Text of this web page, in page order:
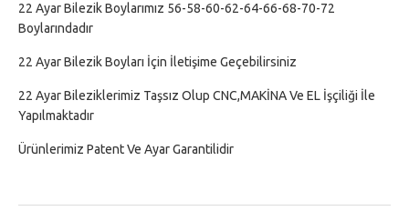
22 Ayar Bilezik Boylarımız 56-58-60-62-64-66-68-70-72
Boylarındadır
22 Ayar Bilezik Boyları İçin İletişime Geçebilirsiniz
22 Ayar Bileziklerimiz Taşsız Olup CNC,MAKİNA Ve EL İşçiliği İle
Yapılmaktadır
Ürünlerimiz Patent Ve Ayar Garantilidir